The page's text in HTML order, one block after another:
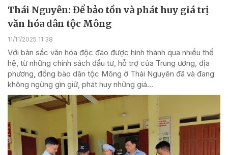
Thái Nguyên: Để bảo tồn và phát huy giá trị
văn hóa dân tộc Mông
11/11/2025 11:38
Với bản sắc văn hóa độc đáo được hình thành qua nhiều thế
hệ, từ những chính sách đầu tư, hỗ trợ của Trung ương, địa
phương, đồng bào dân tộc Mông ở Thái Nguyên đã và đang
không ngừng gìn giữ, phát huy những giá...